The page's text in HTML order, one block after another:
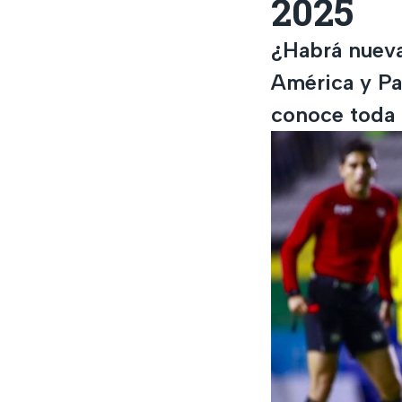
2025
¿Habrá
América y
conoce